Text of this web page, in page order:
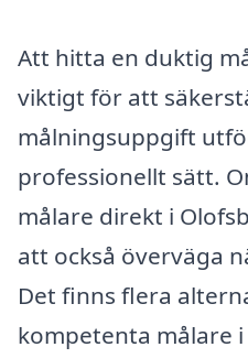
Att hitta en duktig
viktigt för att
målningsuppgift
professionellt sätt.
målare direkt i
att också överväga
Det finns flera
kompetenta målare